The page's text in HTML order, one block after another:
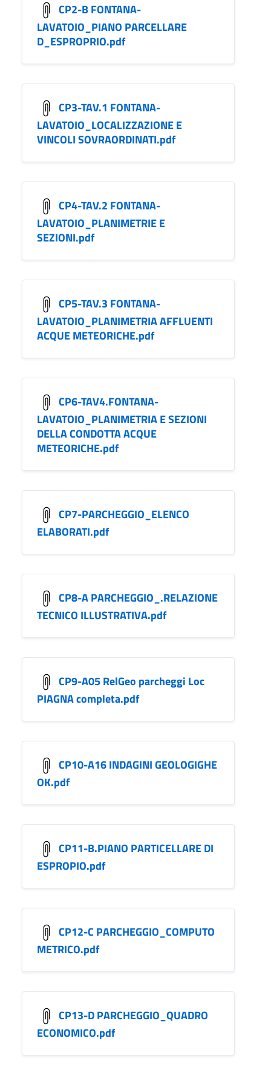
CP2-B FONTANA-
LAVATOIO_PIANO PARCELLARE
D_ESPROPRIO.pdf
CP3-TAV.1 FONTANA-
LAVATOIO_LOCALIZZAZIONE E
VINCOLI SOVRAORDINATI.pdf
CP4-TAV.2 FONTANA-
LAVATOIO_PLANIMETRIE E
SEZIONI.pdf
CP5-TAV.3 FONTANA-
LAVATOIO_PLANIMETRIA AFFLUENTI
ACQUE METEORICHE.pdf
CP6-TAV4.FONTANA-
LAVATOIO_PLANIMETRIA E SEZIONI
DELLA CONDOTTA ACQUE
METEORICHE.pdf
CP7-PARCHEGGIO_ELENCO
ELABORATI.pdf
CP8-A PARCHEGGIO_.RELAZIONE
TECNICO ILLUSTRATIVA.pdf
CP9-A05 RelGeo parcheggi Loc
PIAGNA completa.pdf
CP10-A16 INDAGINI GEOLOGIGHE
OK.pdf
CP11-B.PIANO PARTICELLARE DI
ESPROPIO.pdf
CP12-C PARCHEGGIO_COMPUTO
METRICO.pdf
CP13-D PARCHEGGIO_QUADRO
ECONOMICO.pdf